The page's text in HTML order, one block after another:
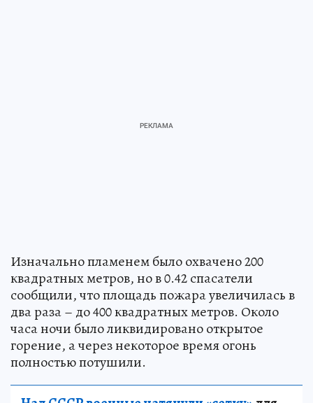
Изначально пламенем было охвачено 200
квадратных метров, но в 0.42 спасатели
сообщили, что площадь пожара увеличилась в
два раза – до 400 квадратных метров. Около
часа ночи было ликвидировано открытое
горение, а через некоторое время огонь
полностью потушили.